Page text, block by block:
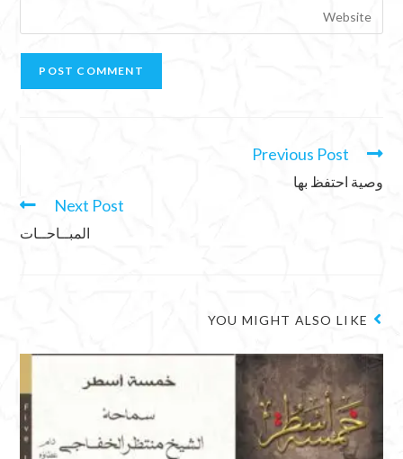
Previous Post
وصية احتفظ بها
Next Post
المبــاحــات
YOU MIGHT ALSO LIKE